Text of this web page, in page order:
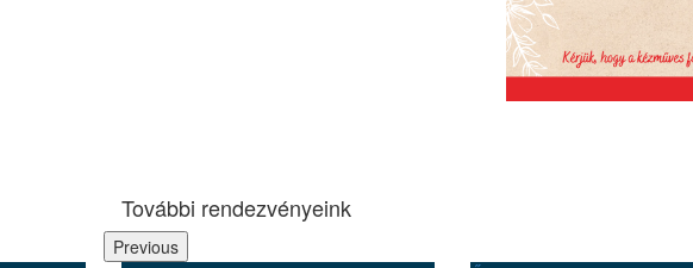
További rendezvényeink
Previous